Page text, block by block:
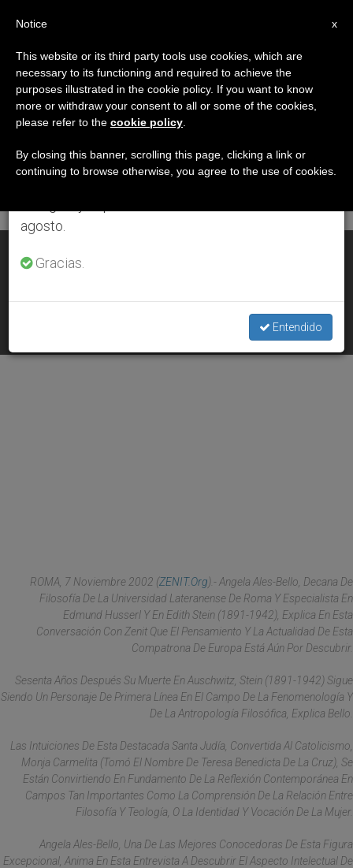
DÍA
Noviembre 8th, 2002
ÚLTIMAS NOTICIAS
NOV 08, 2002 00:00
ROMA, 7 Noviembre 2002 (ZENIT.org).- Angela Ales-Bello, Decana De
Filosofía De La Universidad Lateranense De Roma Y Especialista En
Edmund Husserl Y En Edith Stein (1891-1942), Explica En Esta
Conversación Con Zenit Que El Pensamiento Y La Actualidad De Esta
Compatrona De Europa Está Aún Por Descubrir.
Sesenta Años Después Su Muerte En Auschwitz, Stein (1891-1942) Sigue
Siendo Un Personaje De Primera Línea En El Campo De La Fenomenología Y
De La Antropología Filosófica, Explica Bello.
Las Intuiciones De Esta Destacada Santa Judía, Convertida Al Catolicismo,
Monja Carmelita (tomó El Nombre De Teresa Benedicta De La Cruz), Se
Están Convirtiendo En Fundamento De La Reflexión Contemporánea En
Campos Tan Importantes Como La Comprensión De La Relación Entre
Filosofía Y Teología, O La Identidad Y Vocación De La Mujer.
Angela Ales-Bello, Una De Las Mejores Conocedoras De Esta Figura
Excepcional, Anima En Esta Entrevista A Descubrir El Aspecto Intelectual De
×
Aviso importante
Del 27 de julio al 7 de agosto haremos la pausa
anual, aprovechando que en el periodo de verano
se generan menos informaciones y también el
agosto.
Gracias.
Entendido
x
Notice
This website or its third party tools use cookies, which are
necessary to its functioning and required to achieve the
purposes illustrated in the cookie policy. If you want to know
more or withdraw your consent to all or some of the cookies,
please refer to the cookie policy
By closing this banner, scrolling this page, clicking a link or
continuing to browse otherwise, you agree to the use of cookies.